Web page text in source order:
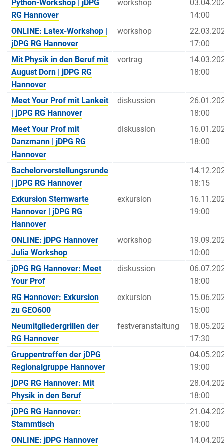
Python-Workshop | jDPG
RG Hannover
workshop
14:00
ONLINE: Latex-Workshop |
jDPG RG Hannover
workshop
17:00
Mit Physik in den Beruf mit
August Dorn | jDPG RG
Hannover
vortrag
18:00
Meet Your Prof mit Lankeit
| jDPG RG Hannover
diskussion
18:00
Meet Your Prof mit
Danzmann | jDPG RG
Hannover
diskussion
18:00
Bachelorvorstellungsrunde
| jDPG RG Hannover
18:15
Exkursion Sternwarte
Hannover | jDPG RG
Hannover
exkursion
19:00
ONLINE: jDPG Hannover
Julia Workshop
workshop
10:00
jDPG RG Hannover: Meet
Your Prof
diskussion
18:00
RG Hannover: Exkursion
zu GEO600
exkursion
15:00
Neumitgliedergrillen der
RG Hannover
festveranstaltung
17:30
Gruppentreffen der jDPG
Regionalgruppe Hannover
19:00
jDPG RG Hannover: Mit
Physik in den Beruf
18:00
jDPG RG Hannover:
Stammtisch
18:00
ONLINE: jDPG Hannover